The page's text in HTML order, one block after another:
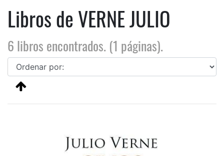
Libros de VERNE JULIO
6 libros encontrados. (1 páginas).